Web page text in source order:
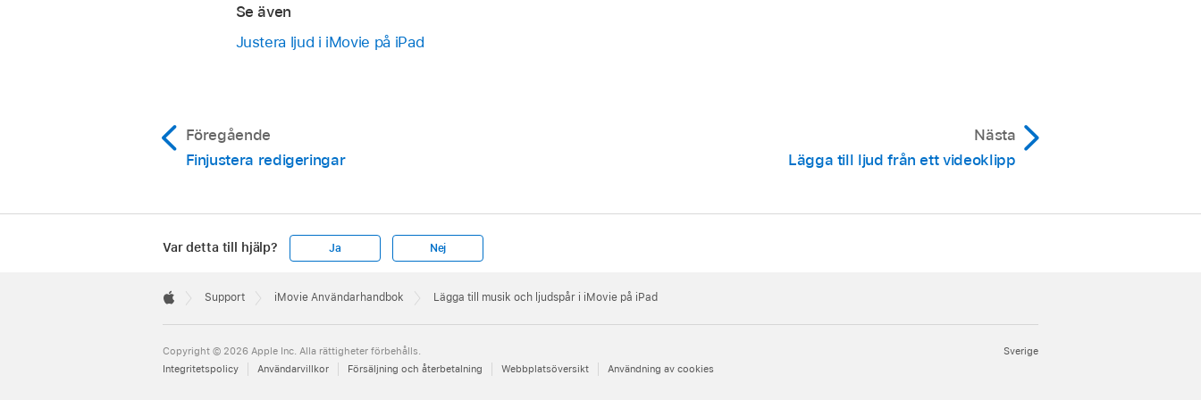
och sedan på Ljud längst ned i mediebläddraren.
Tryck på iCloud Drive i kategorilistan.
ljud
Se även
Justera ljud i iMovie på iPad
Föregående
Finjustera redigeringar
Nästa
Lägga till ljud från ett videoklipp
Var detta till hjälp? Ja Nej
Footer

Support iMovie Användarhandbok Lägga till musik och ljudspår i iMovie på iPad
Sverige
Copyright © 2026 Apple Inc. Alla rättigheter förbehålls.
Integritetspolicy
Användarvillkor Försäljning och återbetalning Webbplatsöversikt Användning av cookies